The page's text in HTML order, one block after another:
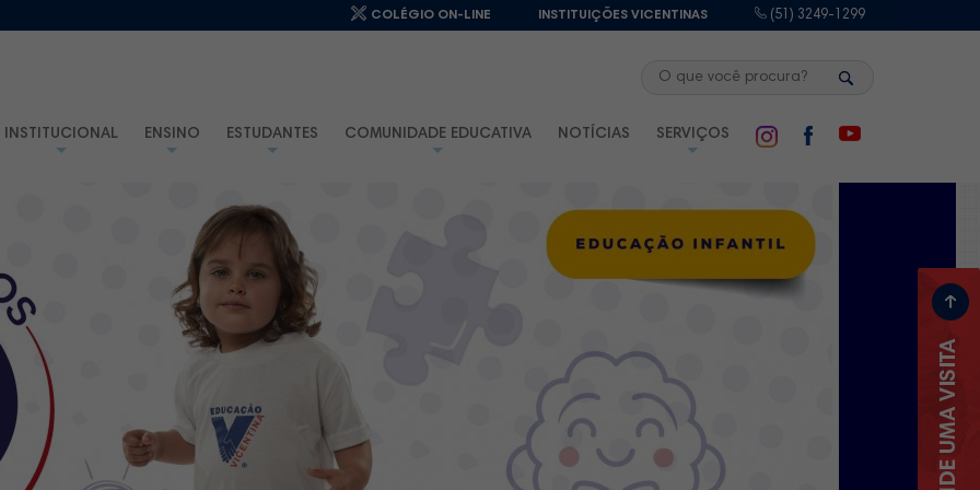
COLÉGIO ON-LINE INSTITUIÇÕES VICENTINAS (51) 3249-1299
INSTITUCIONAL ENSINO ESTUDANTES COMUNIDADE EDUCATIVA NOTÍCIAS SERVIÇOS